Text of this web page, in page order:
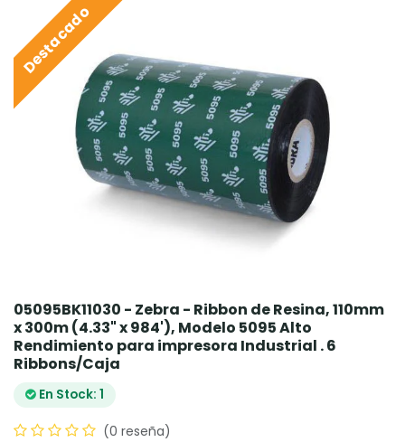
Destacado
05095BK11030 - Zebra - Ribbon de Resina, 110mm
x 300m (4.33" x 984'), Modelo 5095 Alto
Rendimiento para impresora Industrial . 6
Ribbons/Caja
En Stock: 1
(0 reseña)